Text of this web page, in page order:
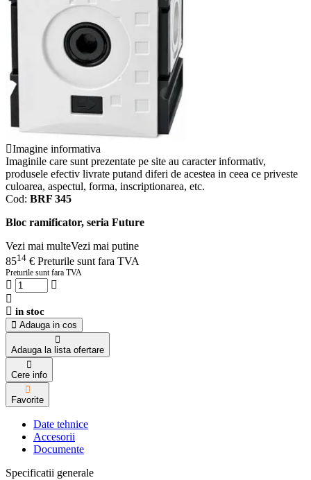
Imagine informativa
Imaginile care sunt prezentate pe site au caracter informativ,
produsele efectiv livrate putand diferi de acestea in ceea ce priveste
culoarea, aspectul, forma, inscriptionarea, etc.
Cod: BRF 345
Bloc ramificator, seria Future
Vezi mai multeVezi mai putine
8514 € Preturile sunt fara TVA
Preturile sunt fara TVA
in stoc
Adauga in cos
Adauga la lista ofertare
Cere info
Favorite
Date tehnice
Accesorii
Documente
Specificatii generale